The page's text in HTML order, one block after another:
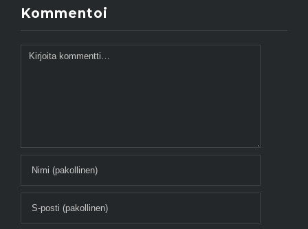
Kommentoi
Kommentti